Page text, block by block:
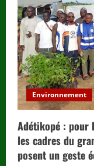
Environnement
Adétikopé : pour
les cadres du
posent un geste